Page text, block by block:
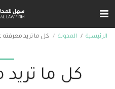
الرئيسية المدونة كل ما تريد معرفته
كل ما